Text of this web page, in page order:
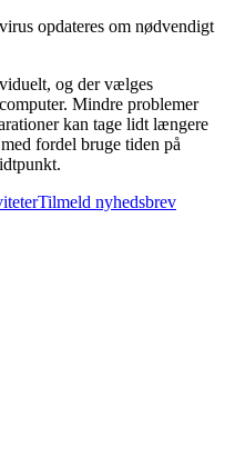
opdateres om nødvendigt
og der vælges
Mindre problemer
kan tage lidt længere
fordel bruge tiden på
Tilmeld nyhedsbrev